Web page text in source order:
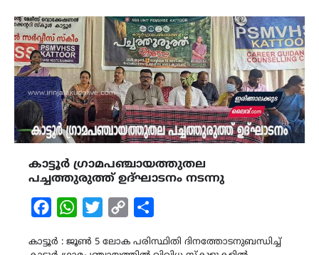
കാട്ടൂർ ഗ്രാമപഞ്ചായത്തുതല
പച്ചത്തുരുത്ത് ഉദ്ഘാടനം നടന്നു
FacebookWhatsAppTwitterCopy
കാട്ടൂർ : ജൂൺ 5 ലോക പരിസ്ഥിതി ദിനത്തോടനുബന്ധിച്ച്